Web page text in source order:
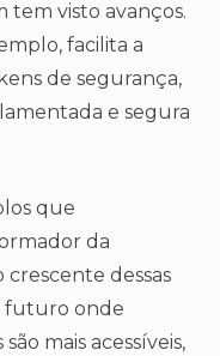
tem visto avanços.
facilita a
de segurança,
e segura
que
da
crescente dessas
futuro onde
mais acessíveis,